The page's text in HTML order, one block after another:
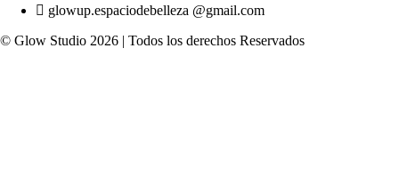
glowup.espaciodebelleza @gmail.com
© Glow Studio 2026 | Todos los derechos Reservados